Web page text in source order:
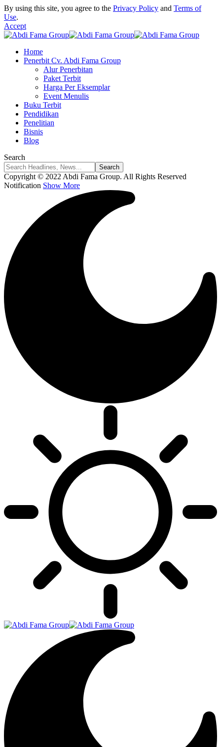
By using this site, you agree to the Privacy Policy and Terms of
Use.
Accept
Home
Penerbit Cv. Abdi Fama Group
Alur Penerbitan
Paket Terbit
Harga Per Eksemplar
Event Menulis
Buku Terbit
Pendidikan
Penelitian
Bisnis
Blog
Search
Copyright © 2022 Abdi Fama Group. All Rights Reserved
Notification Show More